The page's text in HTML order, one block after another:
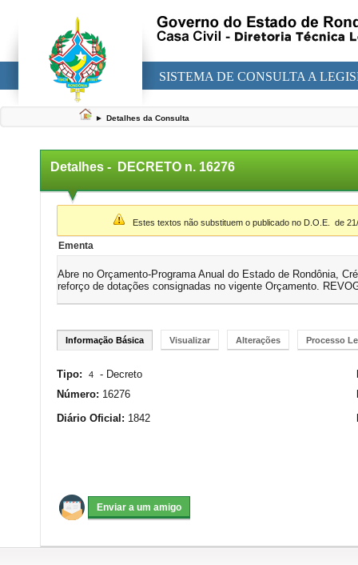
SISTEMA DE CONSULTA A
► Detalhes da Consulta
Detalhes - DECRETO n. 16276
▼
Estes textos não substituem o publicado no D.O.E. de
Ementa
Abre no Orçamento-Programa Anual do Estado de Rondônia,
reforço de dotações consignadas no vigente Orçamento.
Informação Básica Visualizar Alterações Processo
Tipo: 4 - Decreto
Número: 16276
Diário Oficial: 1842